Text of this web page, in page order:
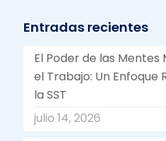
Entradas recientes
El Poder de las
el Trabajo: Un Enfoque
la SST
julio 14, 2026